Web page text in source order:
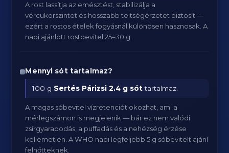
A rost lassítja az emésztést, stabilizálja a
vércukorszintet és hosszabb teltségérzetet biztosít —
ezért a rostos ételek fogyásnál különösen hasznosak. A
napi ajánlott rostbevitel 25–30 g.
Mennyi sót tartalmaz?
100 g Sertés Párizsi 2.4 g sóttartalmaz.
A magas sóbevitel vízretenciót okozhat, ami a
mérlegszámon is megjelenik — bár ez nem valódi
zsírgyarapodás, a puffadás és a nehézség érzése
kellemetlen. A WHO napi legfeljebb 5 g sóbevitelt ajánl
felnőtteknek.